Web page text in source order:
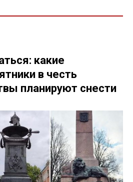
какие
в честь
планируют снести